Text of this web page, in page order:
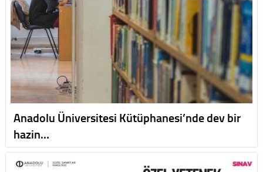
Anadolu Üniversitesi Kütüphanesi’nde dev bir
hazin…